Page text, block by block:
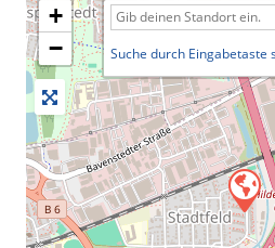
+
−
Suche durch Eingabetaste